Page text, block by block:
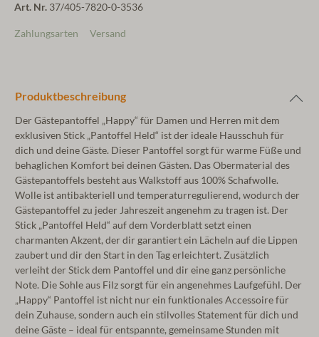
Art. Nr. 37/405-7820-0-3536
Zahlungsarten Versand
Produktbeschreibung
Der Gästepantoffel „Happy“ für Damen und Herren mit dem
exklusiven Stick „Pantoffel Held“ ist der ideale Hausschuh für
dich und deine Gäste. Dieser Pantoffel sorgt für warme Füße und
behaglichen Komfort bei deinen Gästen. Das Obermaterial des
Gästepantoffels besteht aus Walkstoff aus 100% Schafwolle.
Wolle ist antibakteriell und temperaturregulierend, wodurch der
Gästepantoffel zu jeder Jahreszeit angenehm zu tragen ist. Der
Stick „Pantoffel Held“ auf dem Vorderblatt setzt einen
charmanten Akzent, der dir garantiert ein Lächeln auf die Lippen
zaubert und dir den Start in den Tag erleichtert. Zusätzlich
verleiht der Stick dem Pantoffel und dir eine ganz persönliche
Note. Die Sohle aus Filz sorgt für ein angenehmes Laufgefühl. Der
„Happy“ Pantoffel ist nicht nur ein funktionales Accessoire für
dein Zuhause, sondern auch ein stilvolles Statement für dich und
deine Gäste – ideal für entspannte, gemeinsame Stunden mit